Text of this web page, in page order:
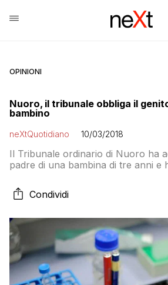
OPINIONI
Nuoro, il tribunale obbliga il
bambino
neXtQuotidiano 10/03/2018
Il Tribunale ordinario di Nuoro ha
padre di una bambina di tre anni e
della madre, i vaccini obbligatori,
alla piccola di tornare alla scuola
il […]
Condividi